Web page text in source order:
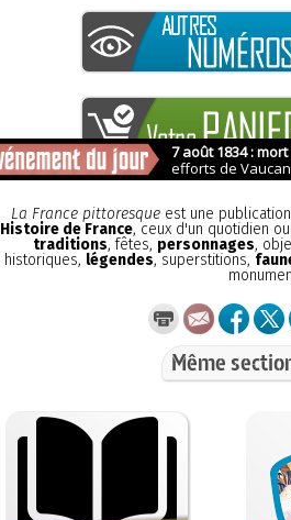
La France pittoresque est une publication
Histoire de France, ceux d'un quotidien
traditions, fêtes, personnages,
historiques, légendes, superstitions,
Même